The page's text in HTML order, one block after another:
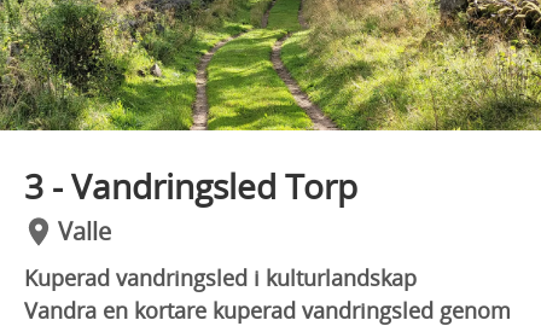
3 - Vandringsled Torp
Valle
Kuperad vandringsled i kulturlandskap
Vandra en kortare kuperad vandringsled genom